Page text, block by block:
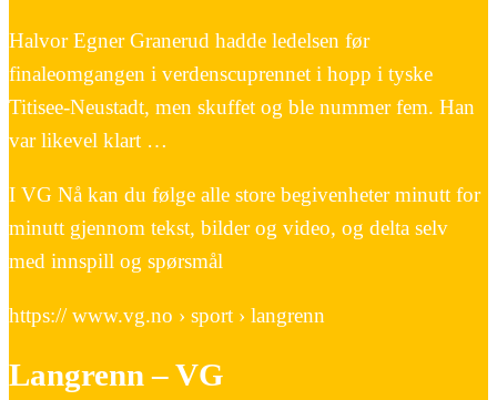
Halvor Egner Granerud hadde ledelsen før
finaleomgangen i verdenscuprennet i hopp i tyske
Titisee-Neustadt, men skuffet og ble nummer fem. Han
var likevel klart …
I VG Nå kan du følge alle store begivenheter minutt for
minutt gjennom tekst, bilder og video, og delta selv
med innspill og spørsmål
https:// www.vg.no › sport › langrenn
Langrenn – VG